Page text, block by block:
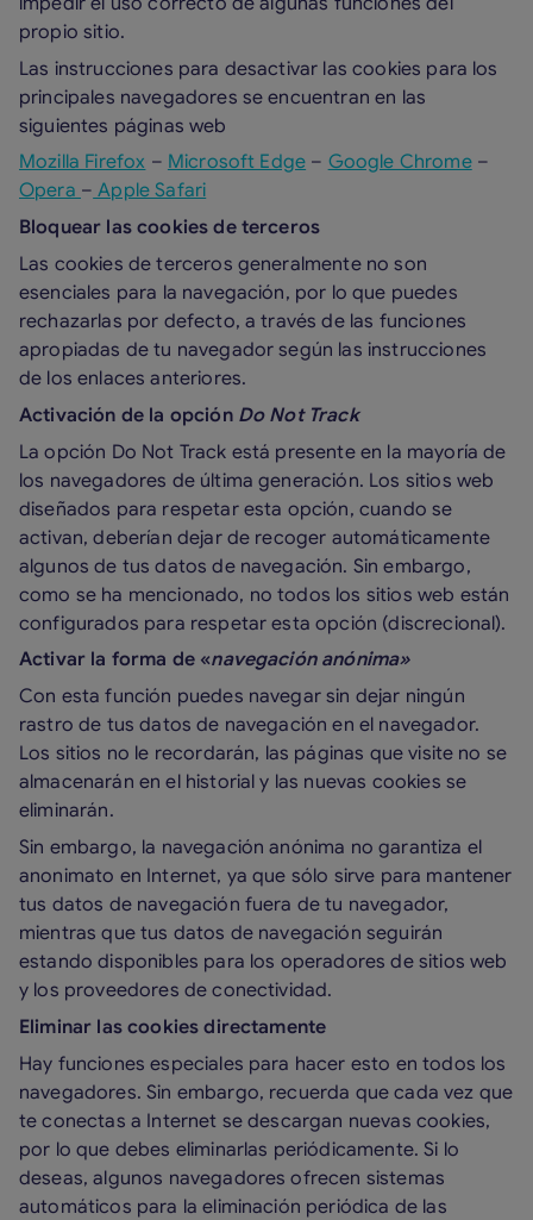
propio sitio.
Las instrucciones para desactivar las cookies para los
principales navegadores se encuentran en las
siguientes páginas web
Mozilla Firefox – Microsoft Edge – Google Chrome–
Opera – Apple Safari
Bloquear las cookies de terceros
Las cookies de terceros generalmente no son
esenciales para la navegación, por lo que puedes
rechazarlas por defecto, a través de las funciones
apropiadas de tu navegador según las instrucciones
de los enlaces anteriores.
Activación de la opción Do Not Track
La opción Do Not Track está presente en la mayoría de
los navegadores de última generación. Los sitios web
diseñados para respetar esta opción, cuando se
activan, deberían dejar de recoger automáticamente
algunos de tus datos de navegación. Sin embargo,
como se ha mencionado, no todos los sitios web están
configurados para respetar esta opción (discrecional).
Activar la forma de «navegación anónima»
Con esta función puedes navegar sin dejar ningún
rastro de tus datos de navegación en el navegador.
Los sitios no le recordarán, las páginas que visite no se
almacenarán en el historial y las nuevas cookies se
eliminarán.
Sin embargo, la navegación anónima no garantiza el
anonimato en Internet, ya que sólo sirve para mantener
tus datos de navegación fuera de tu navegador,
mientras que tus datos de navegación seguirán
estando disponibles para los operadores de sitios web
y los proveedores de conectividad.
Eliminar las cookies directamente
Hay funciones especiales para hacer esto en todos los
navegadores. Sin embargo, recuerda que cada vez que
te conectas a Internet se descargan nuevas cookies,
por lo que debes eliminarlas periódicamente. Si lo
deseas, algunos navegadores ofrecen sistemas
automáticos para la eliminación periódica de las